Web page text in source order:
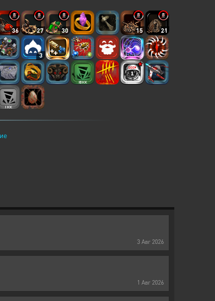
36 27 30 15 21
3
3 Авг 2026
1 Авг 2026